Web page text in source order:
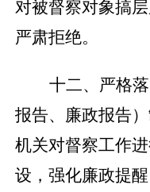
对被督察对象搞
严肃拒绝。
十二、严格
报告、廉政报告
机关对督察工作
设，强化廉政提